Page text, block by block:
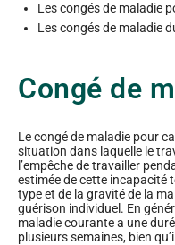
Les congés de maladie
Les congés de maladie
Congé de
Le congé de maladie pour
situation dans laquelle le
l’empêche de travailler
estimée de cette incapacité
type et de la gravité de la
guérison individuel. En
maladie courante a une
plusieurs semaines, bien